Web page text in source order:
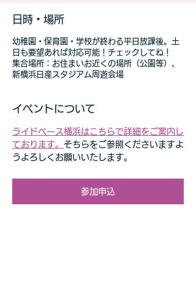
日時・場所
幼稚園・保育園・学校が終わる平日放課後。土
日も要望あれば対応可能！チェックしてね！
集合場所：お住まいお近くの場所（公園等）、
新横浜日産スタジアム周遊会場
イベントについて
ライドベース横浜はこちらで詳細をご案内し
ております。 そちらをご参照くださいますよ
うよろしくお願いいたします。
参加申込